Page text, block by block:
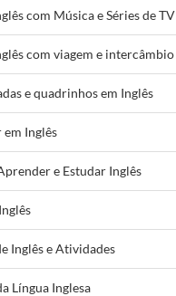
com Música e Séries de TV
com viagem e intercâmbio
e quadrinhos em Inglês
Inglês
e Estudar Inglês
Inglês e Atividades
Língua Inglesa